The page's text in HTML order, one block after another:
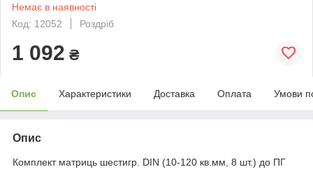
Немає в наявності
Код: 12052
Роздріб
1 092 ₴
Опис Характеристики Доставка Оплата Умови
Опис
Комплект матриць шестигр. DIN (10-120 кв.мм, 8 шт.) до ПГ